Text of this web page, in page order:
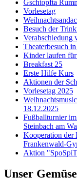
Gschtopfta
Vorlesetag
Besuch der
Verabschiedung
Theaterbesuch
Kinder laufen
Breakfast 25
Erste Hilfe Kurs
Aktionen der
Vorlesetag 2025
18.12.2025
Fußballturnier
Steinbach am
Kooperation der
Frankenwald-
Aktion
Unser